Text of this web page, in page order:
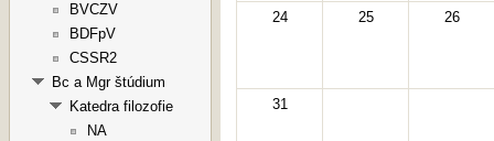
24 25 26
31
BVCZV
BDFpV
CSSR2
Bc a Mgr štúdium
Katedra filozofie
NA